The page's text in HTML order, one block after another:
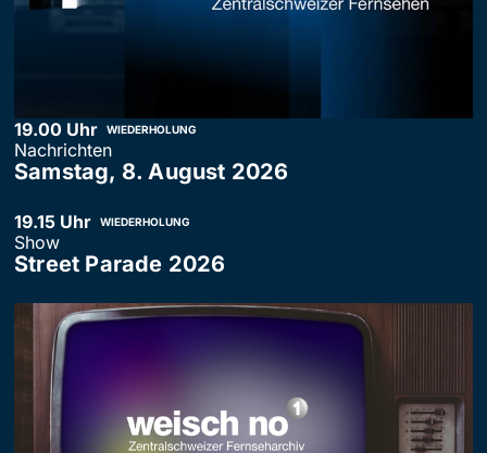
19.00 Uhr WIEDERHOLUNG
Nachrichten
Samstag, 8. August 2026
19.15 Uhr WIEDERHOLUNG
Show
Street Parade 2026